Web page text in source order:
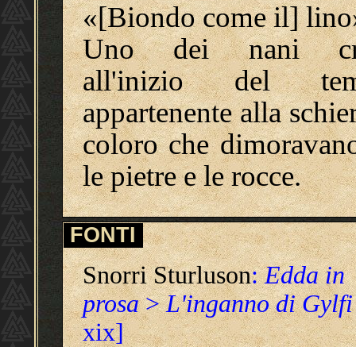
«[Biondo come il]
Uno dei nani
all'inizio del
appartenente alla
coloro che
le pietre e le rocce.
FONTI
Snorri Sturluson:Edda in
prosa>L'inganno di Gylfi
xix]